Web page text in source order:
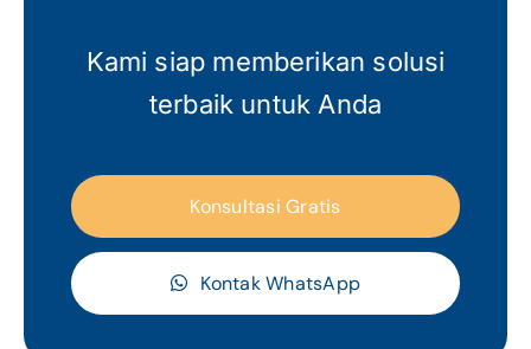
Kami siap memberikan solusi
terbaik untuk Anda
Konsultasi Gratis
Kontak WhatsApp